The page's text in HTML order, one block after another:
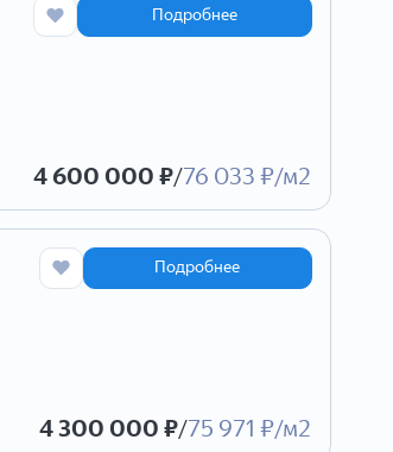
Подробнее
4 600 000 ₽/76 033 ₽/м2
Подробнее
4 300 000 ₽/75 971 ₽/м2